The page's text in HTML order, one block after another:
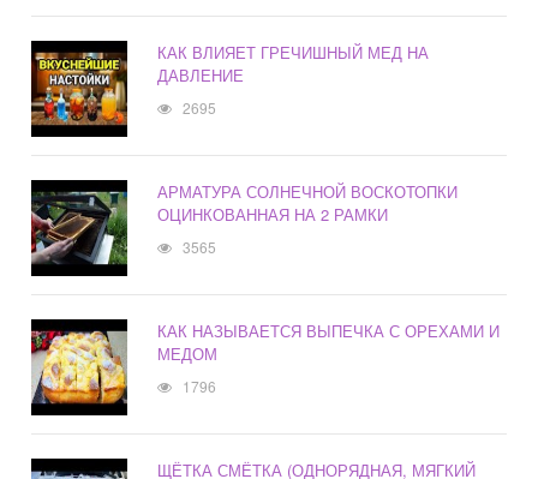
КАК ВЛИЯЕТ ГРЕЧИШНЫЙ МЕД НА
ДАВЛЕНИЕ
2695
АРМАТУРА СОЛНЕЧНОЙ ВОСКОТОПКИ
ОЦИНКОВАННАЯ НА 2 РАМКИ
3565
КАК НАЗЫВАЕТСЯ ВЫПЕЧКА С ОРЕХАМИ И
МЕДОМ
1796
ЩЁТКА СМЁТКА (ОДНОРЯДНАЯ, МЯГКИЙ